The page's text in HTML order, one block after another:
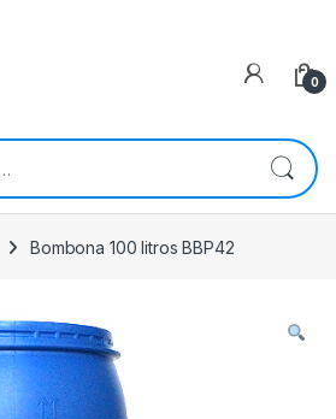
0
Bombona 100 litros BBP42